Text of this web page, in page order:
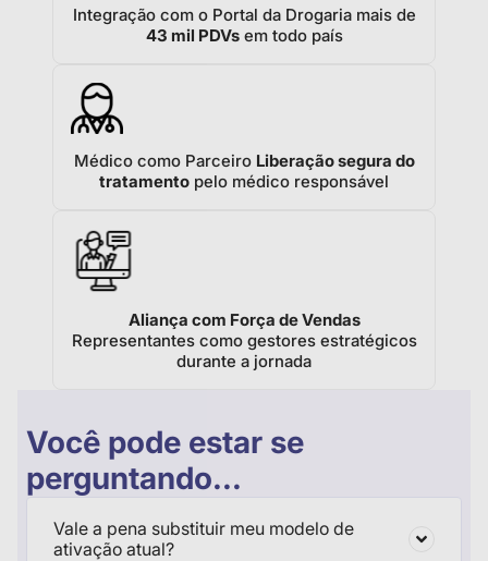
Integração com o Portal da Drogaria mais de
43 mil PDVsem todo país
Médico como Parceiro Liberação segura do
tratamento pelo médico responsável
Aliança com Força de Vendas
Representantes como gestores estratégicos
durante a jornada
Você pode estar se
perguntando...
Vale a pena substituir meu modelo de
ativação atual?